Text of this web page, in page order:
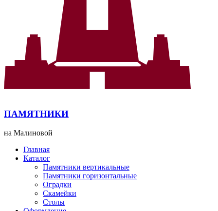
ПАМЯТНИКИ
на Малиновой
Главная
Каталог
Памятники вертикальные
Памятники горизонтальные
Оградки
Скамейки
Столы